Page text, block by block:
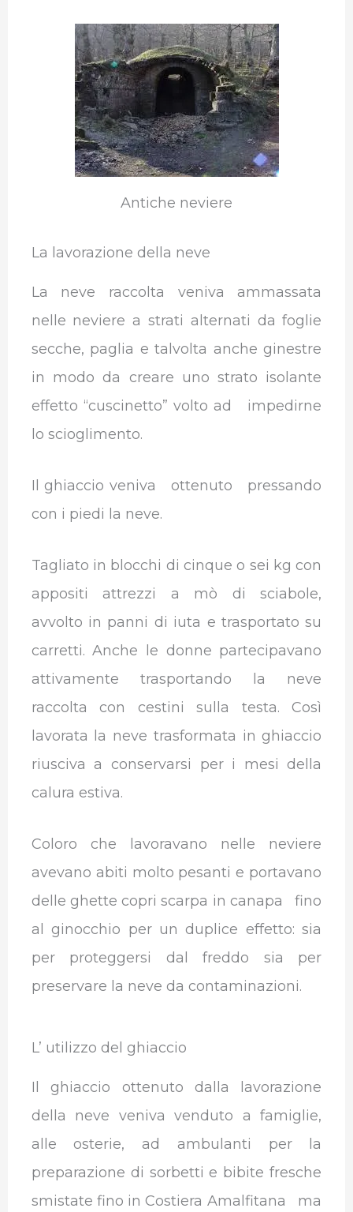
Antiche neviere
La lavorazione della neve
La neve raccolta veniva ammassata
nelle neviere a strati alternati da foglie
secche, paglia e talvolta anche ginestre
in modo da creare uno strato isolante
effetto “cuscinetto” volto ad impedirne
lo scioglimento.
Il ghiaccio veniva ottenuto pressando
con i piedi la neve.
Tagliato in blocchi di cinque o sei kg con
appositi attrezzi a mò di sciabole,
avvolto in panni di iuta e trasportato su
carretti. Anche le donne partecipavano
attivamente trasportando la neve
raccolta con cestini sulla testa. Così
lavorata la neve trasformata in ghiaccio
riusciva a conservarsi per i mesi della
calura estiva.
Coloro che lavoravano nelle neviere
avevano abiti molto pesanti e portavano
delle ghette copri scarpa in canapa fino
al ginocchio per un duplice effetto: sia
per proteggersi dal freddo sia per
preservare la neve da contaminazioni.
L’ utilizzo del ghiaccio
Il ghiaccio ottenuto dalla lavorazione
della neve veniva venduto a famiglie,
alle osterie, ad ambulanti per la
preparazione di sorbetti e bibite fresche
smistate fino in Costiera Amalfitana ma